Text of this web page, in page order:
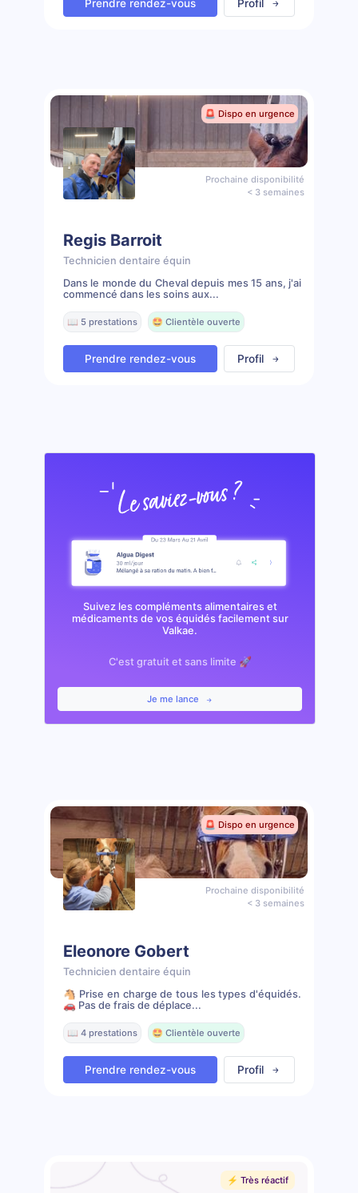
Prendre rendez-vous Profil
🚨 Dispo en urgence
Prochaine disponibilité
< 3 semaines
Regis Barroit
Technicien dentaire équin
Dans le monde du Cheval depuis mes 15 ans, j'ai
commencé dans les soins aux...
📖 5 prestations 🤩 Clientèle ouverte
Prendre rendez-vous Profil
Suivez les compléments alimentaires et
médicaments de vos équidés facilement sur
Valkae.
C'est gratuit et sans limite 🚀
Je me lance
🚨 Dispo en urgence
Prochaine disponibilité
< 3 semaines
Eleonore Gobert
Technicien dentaire équin
🐴 Prise en charge de tous les types d'équidés.
🚗 Pas de frais de déplace...
📖 4 prestations 🤩 Clientèle ouverte
Prendre rendez-vous Profil
⚡️ Très réactif